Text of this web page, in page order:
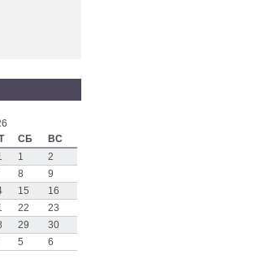
СБ
ВС
1
2
8
9
15
16
22
23
29
30
5 6